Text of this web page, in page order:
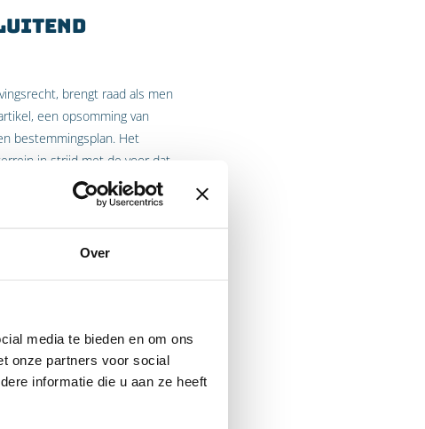
Over
media te bieden en om ons
onze partners voor social
informatie die u aan ze heeft
brengt raad als men
een opsomming van
bestemmingsplan. Het
in strijd met de voor dat
procedure is van
ondergaan.
strikt de hand aan de